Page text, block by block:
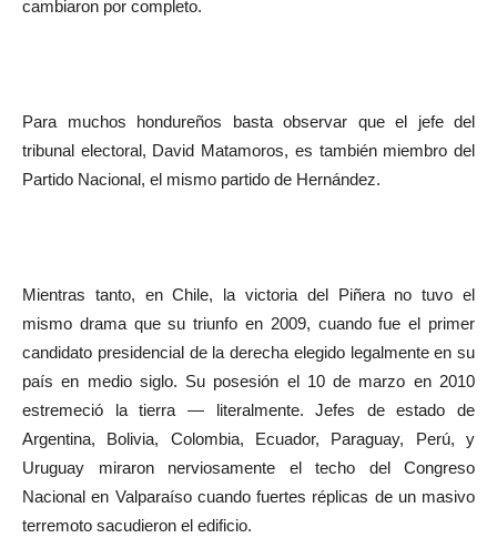
cambiaron por completo.
Para muchos hondureños basta observar que el jefe del
tribunal electoral, David Matamoros, es también miembro del
Partido Nacional, el mismo partido de Hernández.
Mientras tanto, en Chile, la victoria del Piñera no tuvo el
mismo drama que su triunfo en 2009, cuando fue el primer
candidato presidencial de la derecha elegido legalmente en su
país en medio siglo. Su posesión el 10 de marzo en 2010
estremeció la tierra — literalmente. Jefes de estado de
Argentina, Bolivia, Colombia, Ecuador, Paraguay, Perú, y
Uruguay miraron nerviosamente el techo del Congreso
Nacional en Valparaíso cuando fuertes réplicas de un masivo
terremoto sacudieron el edificio.